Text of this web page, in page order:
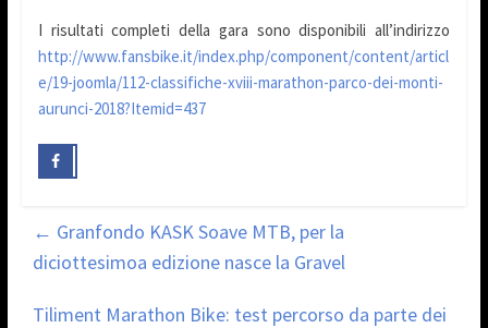
I risultati completi della gara sono disponibili all’indirizzo
http://www.fansbike.it/index.php/component/content/articl
e/19-joomla/112-classifiche-xviii-marathon-parco-dei-monti-
aurunci-2018?Itemid=437
← Granfondo KASK Soave MTB, per la
diciottesimoa edizione nasce la Gravel
Tiliment Marathon Bike: test percorso da parte dei